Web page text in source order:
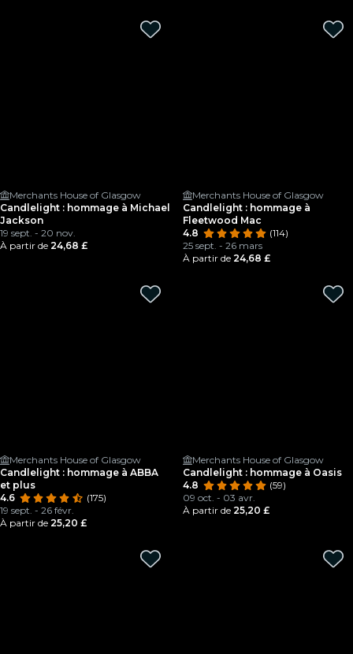
Merchants House of Glasgow
Candlelight : hommage à Michael
Jackson
19 sept. - 20 nov.
À partir de 24,68 £
Merchants House of Glasgow
Candlelight : hommage à
Fleetwood Mac
4.8
(114)
25 sept. - 26 mars
À partir de 24,68 £
Merchants House of Glasgow
Candlelight : hommage à ABBA
et plus
4.6
(175)
19 sept. - 26 févr.
À partir de 25,20 £
Merchants House of Glasgow
Candlelight : hommage à Oasis
4.8
(59)
09 oct. - 03 avr.
À partir de 25,20 £